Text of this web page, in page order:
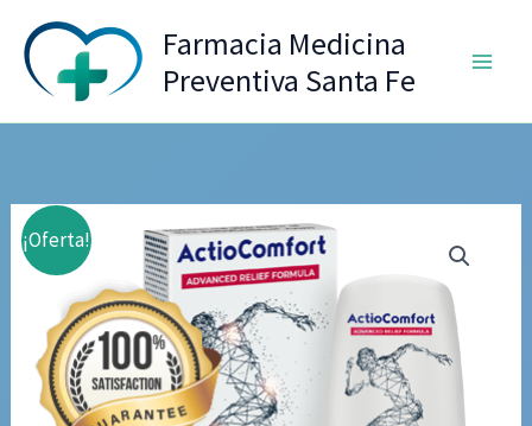
contenido
Farmacia Medicina
Preventiva Santa Fe
¡Oferta!